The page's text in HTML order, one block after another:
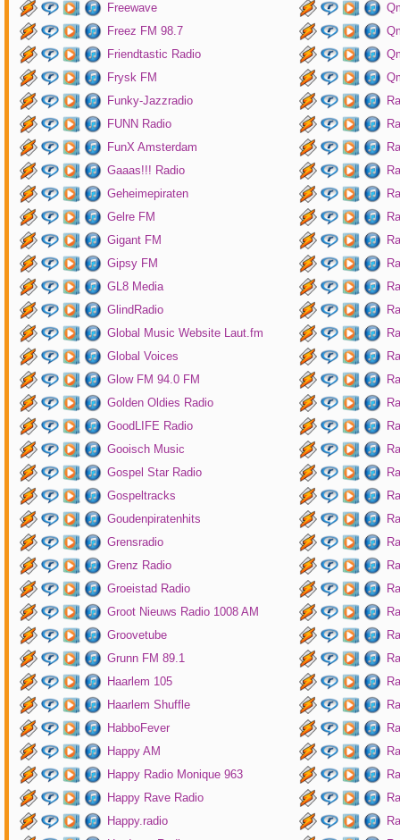
Freewave
Freez FM 98.7
Friendtastic Radio
Frysk FM
Funky-Jazzradio
FUNN Radio
FunX Amsterdam
Gaaas!!! Radio
Geheimepiraten
Gelre FM
Gigant FM
Gipsy FM
GL8 Media
GlindRadio
Global Music Website Laut.fm
Global Voices
Glow FM 94.0 FM
Golden Oldies Radio
GoodLIFE Radio
Gooisch Music
Gospel Star Radio
Gospeltracks
Goudenpiratenhits
Grensradio
Grenz Radio
Groeistad Radio
Groot Nieuws Radio 1008 AM
Groovetube
Grunn FM 89.1
Haarlem 105
Haarlem Shuffle
HabboFever
Happy AM
Happy Radio Monique 963
Happy Rave Radio
Happy.radio